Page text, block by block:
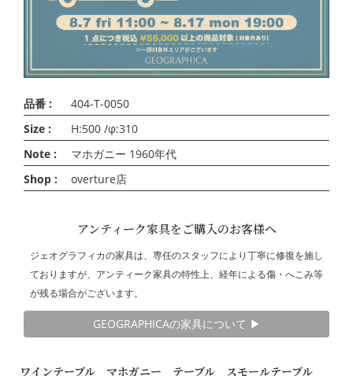
品番 :
404-T-0050
Size :
H:500 /φ:310
Note :
マホガニー 1960年代
Shop :
overture店
アンティーク家具をご購入のお客様へ
ジェオグラフィカの家具は、専任のスタッフにより丁寧に修復を施し
ておりますが、アンティーク家具の特性上、経年による傷・へこみ等
が残る場合がございます。
GEOGRAPHICAの家具について ▶︎
ワインテーブル マホガニー テーブル スモールテーブル